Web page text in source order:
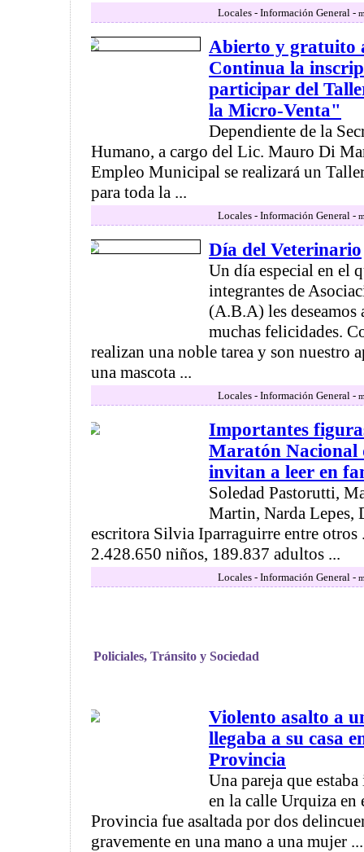
Locales - Información General -
Abierto y gratuito
Continua la
participar del
la Micro-Venta"
Dependiente de la
Humano, a cargo del Lic. Mauro Di
Empleo Municipal se realizará un
para toda la ...
Locales - Información General -
Día del Veterinario
Un día especial en el
integrantes de
(A.B.A) les deseamos
muchas felicidades.
realizan una noble tarea y son nuestro
una mascota ...
Locales - Información General -
Importantes
Maratón Nacional
invitan a leer en
Soledad Pastorutti,
Martin, Narda Lepes,
escritora Silvia Iparraguirre entre otros
2.428.650 niños, 189.837 adultos ...
Locales - Información General -
Policiales, Tránsito y Sociedad
Violento asalto a
llegaba a su casa
Provincia
Una pareja que
en la calle Urquiza en
Provincia fue asaltada por dos
gravemente en una mano a una mujer